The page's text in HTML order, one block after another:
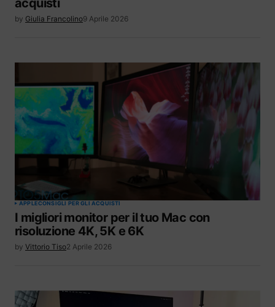
by Giulia Francolino9 Aprile 2026
APPLECONSIGLI PER GLI ACQUISTI
I migliori monitor per il tuo Mac con
risoluzione 4K, 5K e 6K
by Vittorio Tiso2 Aprile 2026